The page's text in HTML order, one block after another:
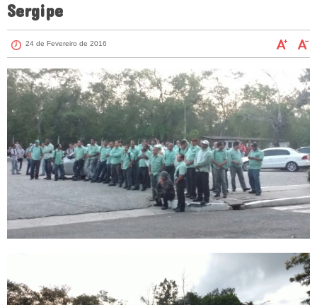
Sergipe
24 de Fevereiro de 2016